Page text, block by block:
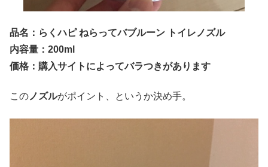
品名：らくハピ ねらってバブルーン トイレノズル
内容量：200ml
価格：購入サイトによってバラつきがあります
この ノズルがポイント、というか決め手。